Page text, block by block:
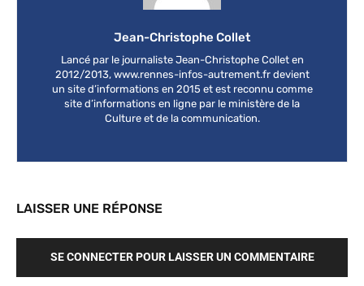
Jean-Christophe Collet
Lancé par le journaliste Jean-Christophe Collet en
2012/2013, www.rennes-infos-autrement.fr devient
un site d’informations en 2015 et est reconnu comme
site d’informations en ligne par le ministère de la
Culture et de la communication.
LAISSER UNE RÉPONSE
SE CONNECTER POUR LAISSER UN COMMENTAIRE